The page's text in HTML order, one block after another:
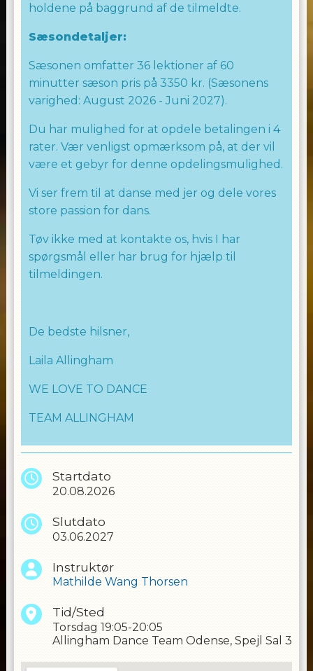
holdene på baggrund af de tilmeldte.
Sæsondetaljer:
Sæsonen omfatter 36 lektioner af 60
minutter sæson pris på 3350 kr. (Sæsonens
varighed: August 2026 - Juni 2027).
Du har mulighed for at opdele betalingen i 4
rater. Vær venligst opmærksom på, at der vil
være et gebyr for denne opdelingsmulighed.
Vi ser frem til at danse med jer og dele vores
store passion for dans.
Tøv ikke med at kontakte os, hvis I har
spørgsmål eller har brug for hjælp til
tilmeldingen.
De bedste hilsner,
Laila Allingham
WE LOVE TO DANCE
TEAM ALLINGHAM
Startdato
20.08.2026
Slutdato
03.06.2027
Instruktør
Mathilde Wang Thorsen
Tid/Sted
Torsdag 19:05-20:05
Allingham Dance Team Odense, Spejl Sal 3